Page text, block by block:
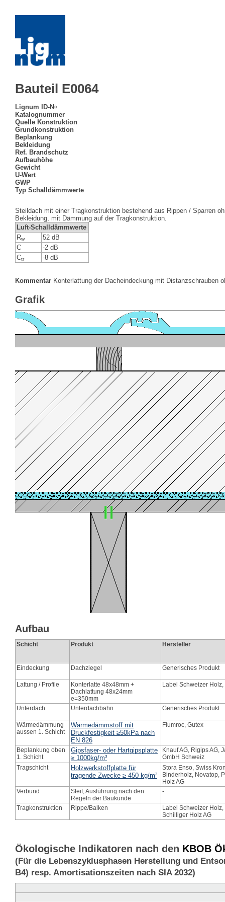
Bauteil E0064
Lignum ID-№
Katalognummer
Quelle Konstruktion
Grundkonstruktion
Beplankung
Bekleidung
Ref. Brandschutz
Aufbauhöhe
Gewicht
U-Wert
GWP
Typ Schalldämmwerte
Steildach mit einer Tragkonstruktion bestehend aus Rippen / Sparren
Bekleidung, mit Dämmung auf der Tragkonstruktion.
Luft-Schalldämmwerte
Rw
52 dB
C
-2 dB
Ctr -8 dB
Kommentar Konterlattung der Dacheindeckung mit Distanzschrauben
Grafik
Aufbau
Schicht Produkt Hersteller
Eindeckung Dachziegel Generisches Produkt
Lattung / Profile
Konterlatte 48x48mm +
Dachlattung 48x24mm
e=350mm
Label Schweizer
Unterdach Unterdachbahn Generisches Produkt
Wärmedämmung
aussen 1. Schicht
Wärmedämmstoff mit
Druckfestigkeit ≥50kPa nach
EN 826
Flumroc, Gutex
Beplankung oben
1. Schicht
Gipsfaser- oder Hartgipsplatte
≥ 1000kg/m³
Knauf AG, Rigips AG,
GmbH Schweiz
Tragschicht
Holzwerkstoffplatte für
tragende Zwecke ≥ 450 kg/m³
Stora Enso, Swiss
Binderholz, Novatop,
Holz AG
Verbund
Steif, Ausführung nach den
Regeln der Baukunde
-
Tragkonstruktion Rippe/Balken
Label Schweizer
Schilliger Holz AG
Ökologische Indikatoren nach den KBOB
(Für die Lebenszyklusphasen Herstellung und
B4) resp. Amortisationszeiten nach SIA 2032)